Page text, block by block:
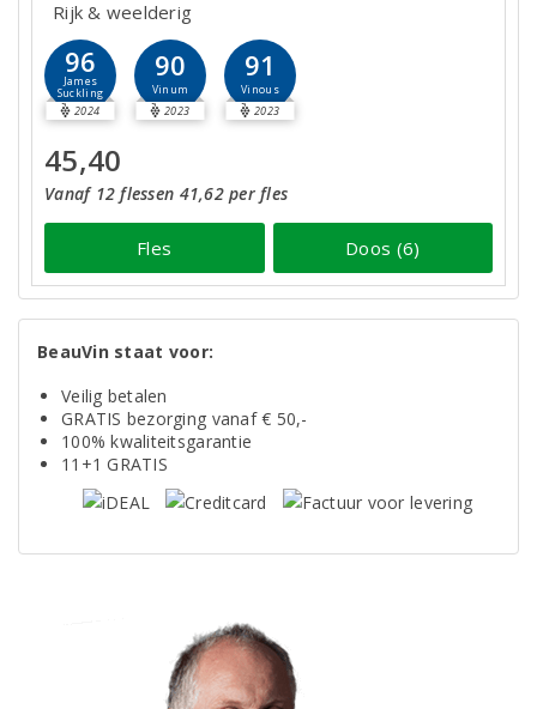
Rijk & weelderig
96
James
Suckling
2024
90
Vinum
2023
91
Vinous
2023
45,40
Vanaf 12 flessen 41,62 per fles
Fles Doos (6)
BeauVin staat voor:
Veilig betalen
GRATIS bezorging vanaf € 50,-
100% kwaliteitsgarantie
11+1 GRATIS